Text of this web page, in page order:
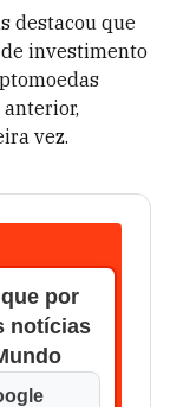
destacou que
investimento
vez.
por
notícias